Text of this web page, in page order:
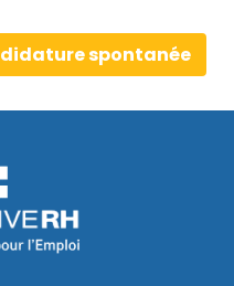
spontanée